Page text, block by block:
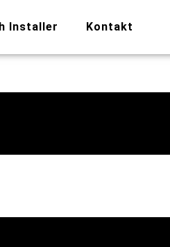
Installer Kontakt